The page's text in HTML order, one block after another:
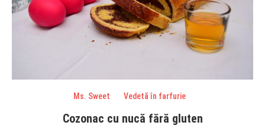
Ms. Sweet Vedetă în farfurie
Cozonac cu nucă fără gluten